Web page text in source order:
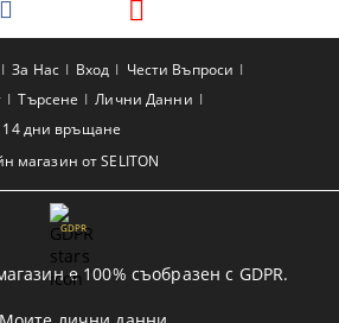
магазин от SELITON
За Нас Вход
Чести Въпроси
Търсене
Лични Данни
14 дни връщане
GDPR
е 100% съобразен с GDPR.